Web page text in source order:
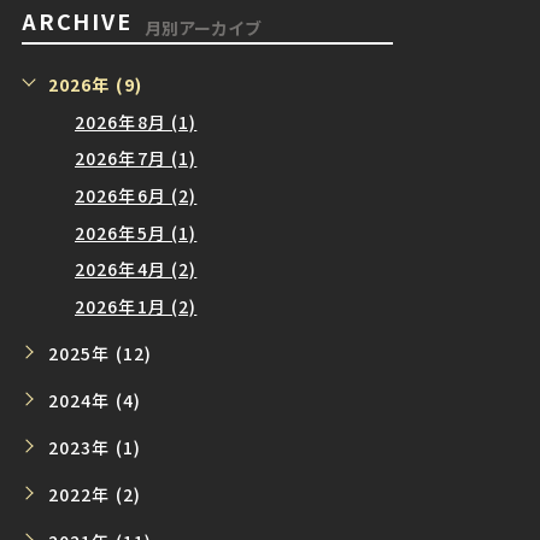
ARCHIVE 月別アーカイブ
2026年 (9)
2026年8月 (1)
2026年7月 (1)
2026年6月 (2)
2026年5月 (1)
2026年4月 (2)
2026年1月 (2)
2025年 (12)
2024年 (4)
2023年 (1)
2022年 (2)